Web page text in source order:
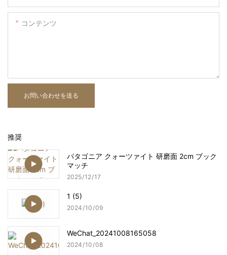
コンテンツ
お問い合わせを送る
推奨
パタゴニア クォーツァイト 研磨面 2cm ブック
マッチ
2025 12 17
1 (5)
2024 10 09
WeChat_20241008165058
2024 10 08